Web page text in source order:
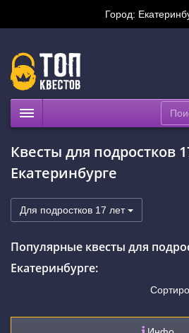
Город:
Расписание
Рейтинги
На карте
Сертификаты
Квесты для подростков
Екатеринбурге
Для подростков 17 лет
Популярные квесты для
Екатеринбурге: